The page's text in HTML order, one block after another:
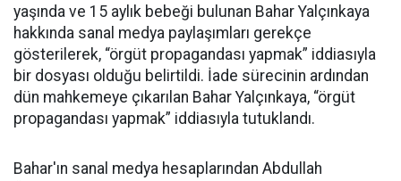
yaşında ve 15 aylık bebeği bulunan Bahar Yalçınkaya
hakkında sanal medya paylaşımları gerekçe
gösterilerek, “örgüt propagandası yapmak” iddiasıyla
bir dosyası olduğu belirtildi. İade sürecinin ardından
dün mahkemeye çıkarılan Bahar Yalçınkaya, “örgüt
propagandası yapmak” iddiasıyla tutuklandı.
Bahar'ın sanal medya hesaplarından Abdullah